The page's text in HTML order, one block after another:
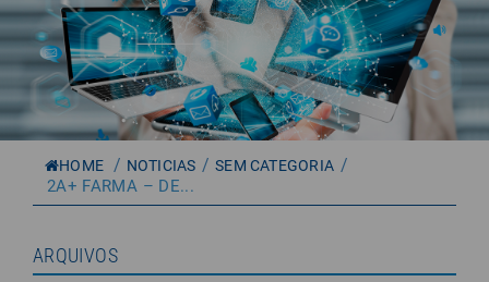
HOME / NOTICIAS / SEM CATEGORIA /
2A+ FARMA – DE...
ARQUIVOS